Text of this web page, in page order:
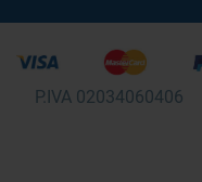
P.IVA 02034060406